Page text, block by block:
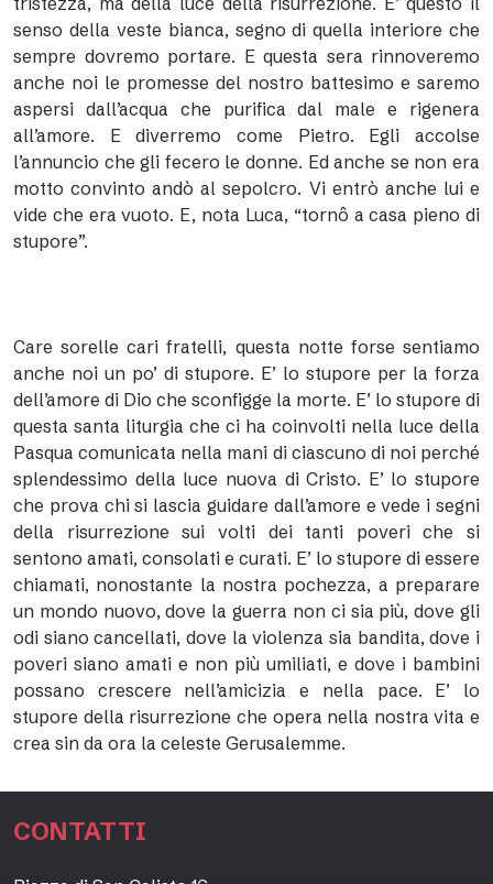
senso della veste bianca, segno di quella interiore che
sempre dovremo portare. E questa sera rinnoveremo
anche noi le promesse del nostro battesimo e saremo
aspersi dall’acqua che purifica dal male e rigenera
all’amore. E diverremo come Pietro. Egli accolse
l’annuncio che gli fecero le donne. Ed anche se non era
motto convinto andò al sepolcro. Vi entrò anche lui e
vide che era vuoto. E, nota Luca, “tornô a casa pieno di
stupore”.
Care sorelle cari fratelli, questa notte forse sentiamo
anche noi un po’ di stupore. E’ lo stupore per la forza
dell’amore di Dio che sconfigge la morte. E’ lo stupore di
questa santa liturgia che ci ha coinvolti nella luce della
Pasqua comunicata nella mani di ciascuno di noi perché
splendessimo della luce nuova di Cristo. E’ lo stupore
che prova chi si lascia guidare dall’amore e vede i segni
della risurrezione sui volti dei tanti poveri che si
sentono amati, consolati e curati. E’ lo stupore di essere
chiamati, nonostante la nostra pochezza, a preparare
un mondo nuovo, dove la guerra non ci sia più, dove gli
odi siano cancellati, dove la violenza sia bandita, dove i
poveri siano amati e non più umiliati, e dove i bambini
possano crescere nell’amicizia e nella pace. E’ lo
stupore della risurrezione che opera nella nostra vita e
crea sin da ora la celeste Gerusalemme.
CONTATTI